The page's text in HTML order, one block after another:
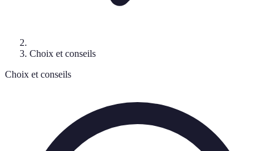
Choix et conseils
Choix et conseils